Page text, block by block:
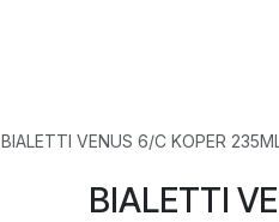
BIALETTI VENUS 6/C KOPER
BIALETTI